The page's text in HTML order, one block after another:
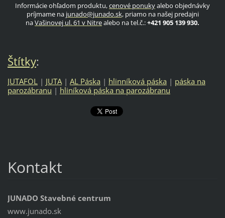
Informácie ohľadom produktu,cenové ponukyalebo objednávky
príjmame na junado@junado.sk, priamo na našej predajni
naVašinovej ul. 61 v Nitrealebo na tel.č.:+421 905 139 930.
Štítky:
JUTAFOL | JUTA | AL Páska | hlinníková páska | páska na
parozábranu | hliníková páska na parozábranu
Kontakt
JUNADO Stavebné centrum
www.junado.sk